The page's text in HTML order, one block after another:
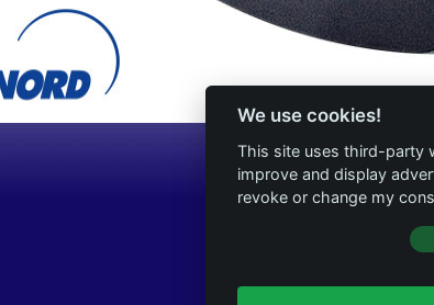
We use cookies!
This site uses third-party
improve and display
revoke or change my